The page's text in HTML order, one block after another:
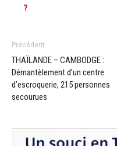
?
Précédent
THAÏLANDE – CAMBODGE :
Démantèlement d’un centre
d’escroquerie, 215 personnes
secourues